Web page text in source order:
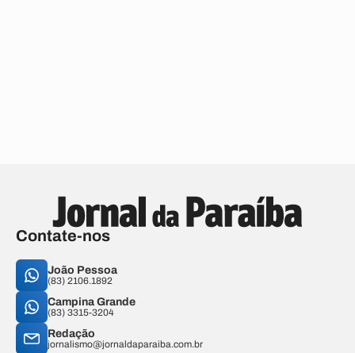
Contate-nos
João Pessoa
(83) 2106.1892
Campina Grande
(83) 3315-3204
Redação
jornalismo@jornaldaparaiba.com.br